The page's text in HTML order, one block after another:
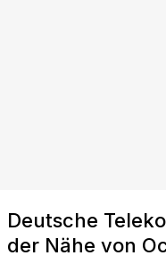
Deutsche
der Nähe von